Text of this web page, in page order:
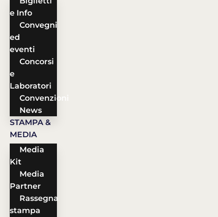
e Info
Convegni
ed
eventi
Concorsi
e
Laboratori
Convenzioni
News
STAMPA &
MEDIA
Media
Kit
Media
Partner
Rassegna
stampa